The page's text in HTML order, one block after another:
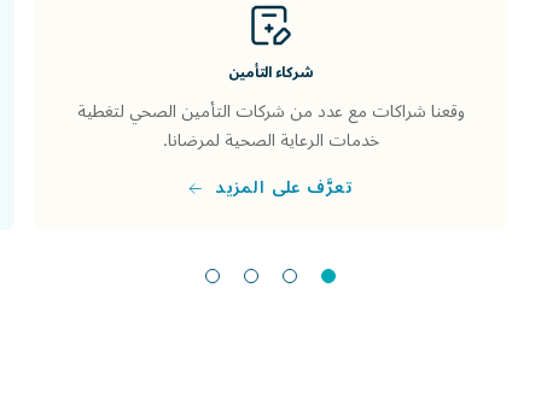
شركاء التأمين
وقعنا شراكات مع عدد من شركات التأمين الصحي لتغطية
خدمات الرعاية الصحية لمرضانا.
تعرَّف على المزيد